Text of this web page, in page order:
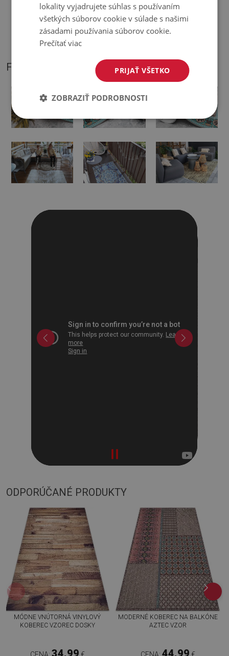
Podložka je určená na použitie na tvrdom povrchu. Pri
položení na mäkký povrch sa môže ohnúť a posunúť.
FOTOGRAFIE NÁŠHO PRODUKTU
ODPORÚČANÉ PRODUKTY
MÓDNE VNÚTORNÁ VINYLOVÝ
KOBEREC VZOREC DOSKY
34.99
MODERNÉ KOBEREC NA BALKÓNE
AZTEC VZOR
44.99
lokality vyjadrujete súhlas s používaním
všetkých súborov cookie v súlade s našimi
zásadami používania súborov cookie.
Prečítať viac
PRIJAŤ VŠETKO
ZOBRAZIŤ PODROBNOSTI